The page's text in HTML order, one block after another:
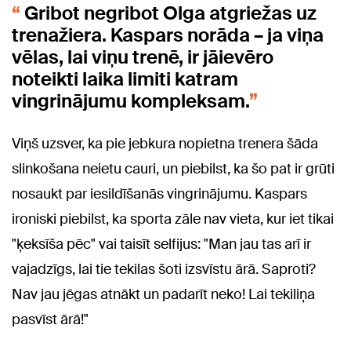
Gribot negribot Olga atgriežas uz
trenažiera. Kaspars norāda – ja viņa
vēlas, lai viņu trenē, ir jāievēro
noteikti laika limiti katram
vingrinājumu kompleksam.
Viņš uzsver, ka pie jebkura nopietna trenera šāda
slinkošana neietu cauri, un piebilst, ka šo pat ir grūti
nosaukt par iesildīšanās vingrinājumu. Kaspars
ironiski piebilst, ka sporta zāle nav vieta, kur iet tikai
"ķeksīša pēc" vai taisīt selfijus: "Man jau tas arī ir
vajadzīgs, lai tie tekilas šoti izsvīstu ārā. Saproti?
Nav jau jēgas atnākt un padarīt neko! Lai tekiliņa
pasvīst ārā!"